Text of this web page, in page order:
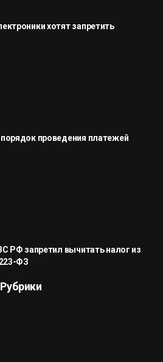
хотят запретить
проведения платежей
РФ запретил вычитать налог из
ФЗ
Рубрики